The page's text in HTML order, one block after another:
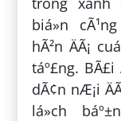
biá»n
hÃ²n ÄÃ¡
táº£ng. BÃ£i
dÃ¢n nÆ¡i
lá»ch